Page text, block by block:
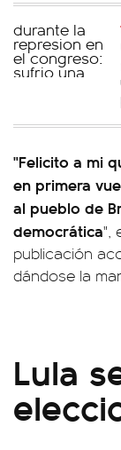
"Felicito a mi
en primera
al pueblo de
democrática",
publicación
dándose la
Lula